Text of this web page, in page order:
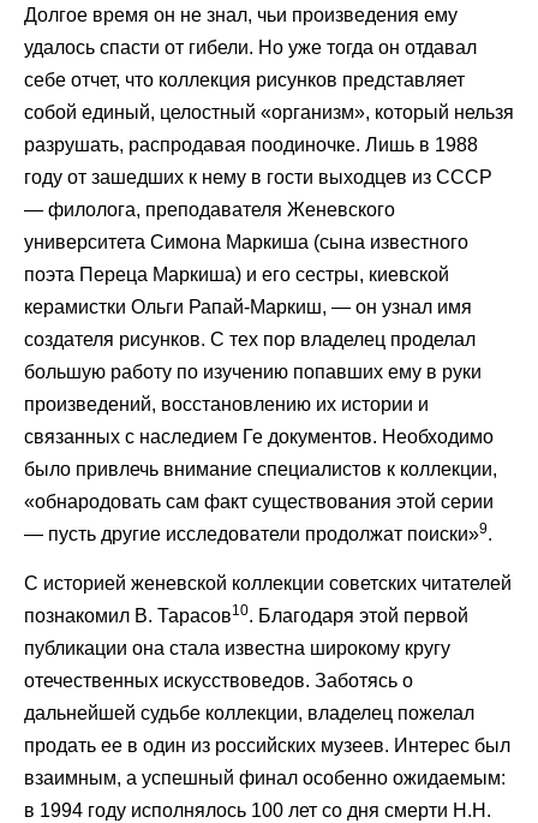
Долгое время он не знал, чьи произведения ему
удалось спасти от гибели. Но уже тогда он отдавал
себе отчет, что коллекция рисунков представляет
собой единый, целостный «организм», который нельзя
разрушать, распродавая поодиночке. Лишь в 1988
году от зашедших к нему в гости выходцев из СССР
— филолога, преподавателя Женевского
университета Симона Маркиша (сына известного
поэта Переца Маркиша) и его сестры, киевской
керамистки Ольги Рапай-Маркиш, — он узнал имя
создателя рисунков. С тех пор владелец проделал
большую работу по изучению попавших ему в руки
произведений, восстановлению их истории и
связанных с наследием Ге документов. Необходимо
было привлечь внимание специалистов к коллекции,
«обнародовать сам факт существования этой серии
— пусть другие исследователи продолжат поиски»9.
С историей женевской коллекции советских читателей
познакомил В. Тарасов10. Благодаря этой первой
публикации она стала известна широкому кругу
отечественных искусствоведов. Заботясь о
дальнейшей судьбе коллекции, владелец пожелал
продать ее в один из российских музеев. Интерес был
взаимным, а успешный финал особенно ожидаемым:
в 1994 году исполнялось 100 лет со дня смерти Н.Н.